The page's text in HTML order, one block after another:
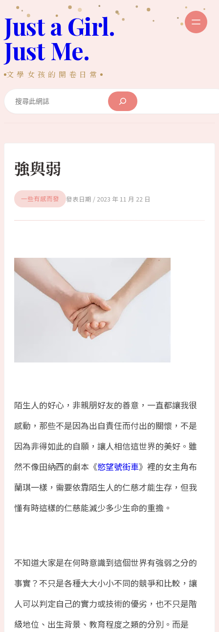
至
主
內
容
Just a Girl.
Just Me.
文學女孩的開卷日常
強與弱
一些有感而發 2023 年 11 月 22 日
陌生人的好心，非親朋好友的善意，一直都讓我很
感動，那些不是因為出自責任而付出的關懷，不是
因為非得如此的自願，讓人相信這世界的美好。雖
然不像田納西的劇本《慾望號街車》裡的女主角布
蘭琪一樣，需要依靠陌生人的仁慈才能生存，但我
懂有時這樣的仁慈能減少多少生命的重擔。
不知道大家是在何時意識到這個世界有強弱之分的
事實？不只是各種大大小小不同的競爭和比較，讓
人可以判定自己的實力或技術的優劣，也不只是階
級地位、出生背景、教育程度之類的分別。而是